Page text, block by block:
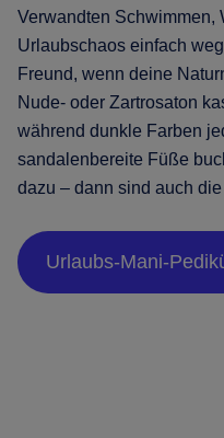
Verwandten Schwimmen,
Urlaubschaos einfach
Freund, wenn deine
Nude- oder Zartrosaton
während dunkle Farben
sandalenbereite Füße
dazu – dann sind auch
Urlaubs-Mani-